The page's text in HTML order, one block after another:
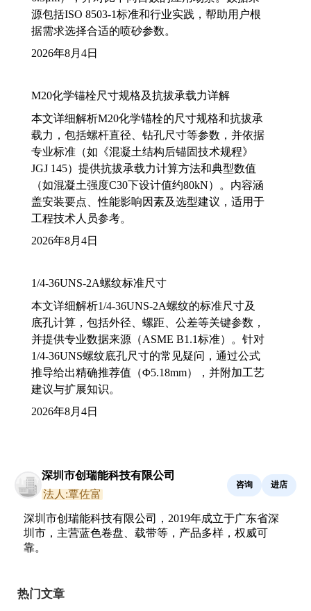
源包括ISO 8503-1标准和行业实践，帮助用户根
据需求选择合适的喷砂参数。
2026年8月4日
M20化学锚栓尺寸规格及抗拔承载力详解
本文详细解析M20化学锚栓的尺寸规格和抗拔承
载力，包括螺杆直径、钻孔尺寸等参数，并依据
专业标准（如《混凝土结构后锚固技术规程》
JGJ 145）提供抗拔承载力计算方法和典型数值
（如混凝土强度C30下设计值约80kN）。内容涵
盖安装要点、性能影响因素及选型建议，适用于
工程技术人员参考。
2026年8月4日
1/4-36UNS-2A螺纹标准尺寸
本文详细解析1/4-36UNS-2A螺纹的标准尺寸及
底孔计算，包括外径、螺距、公差等关键参数，
并提供专业数据来源（ASME B1.1标准）。针对
1/4-36UNS螺纹底孔尺寸的常见疑问，通过公式
推导给出精确推荐值（Φ5.18mm），并附加工艺
建议与扩展知识。
2026年8月4日
深圳市创瑞能科技有限公司
法人:覃佐富
咨询 进店
深圳市创瑞能科技有限公司，2019年成立于广东省深
圳市，主营蓝色卷盘、载带等，产品多样，权威可
靠。
热门文章